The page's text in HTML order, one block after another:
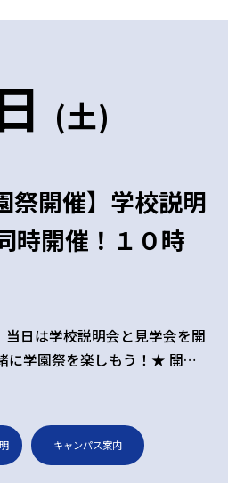
(土)
祭開催】学校説明
時開催！１０時
日は学校説明会と見学会を開
園祭を楽しもう！★ 開催
ンチはございません。 学生
画中！ 予定イベント内容：
キャンパス案内